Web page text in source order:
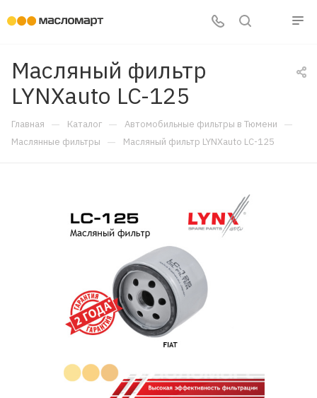
Масляный фильтр
LYNXauto LC-125
Главная — Каталог — Автомобильные фильтры в Тюмени —
Маслянные фильтры — Масляный фильтр LYNXauto LC-125